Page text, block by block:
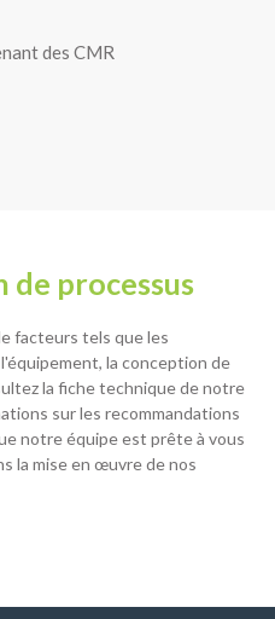
des CMR
de processus
facteurs tels que les
la conception de
la fiche technique de notre
sur les recommandations
notre équipe est prête à vous
la mise en œuvre de nos